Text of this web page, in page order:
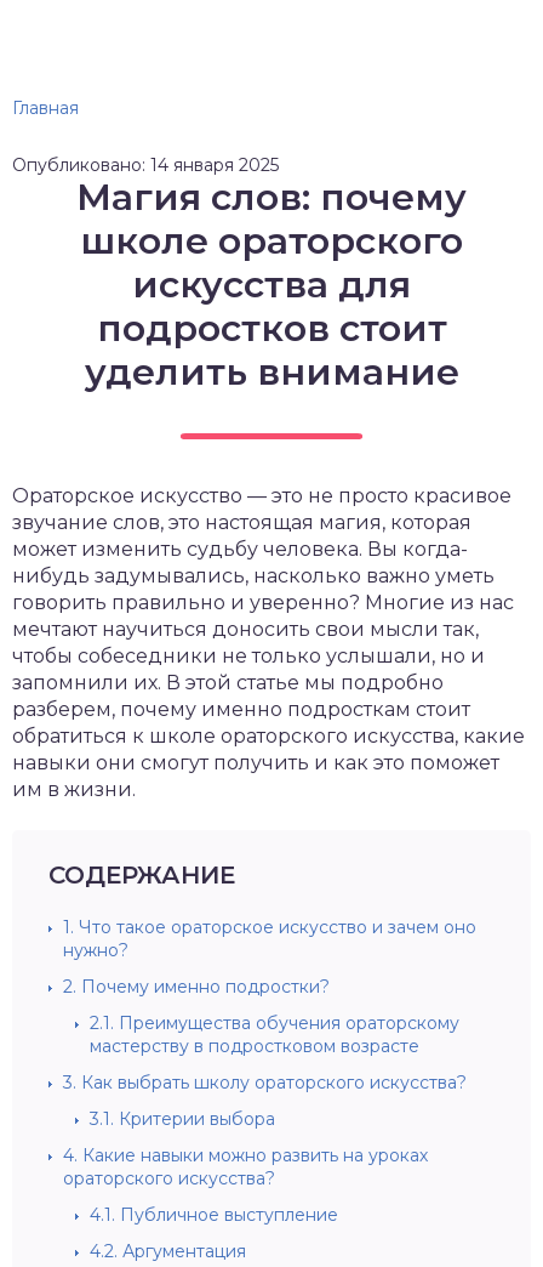
Главная
Опубликовано: 14 января 2025
Магия слов: почему
школе ораторского
искусства для
подростков стоит
уделить внимание
Ораторское искусство — это не просто красивое
звучание слов, это настоящая магия, которая
может изменить судьбу человека. Вы когда-
нибудь задумывались, насколько важно уметь
говорить правильно и уверенно? Многие из нас
мечтают научиться доносить свои мысли так,
чтобы собеседники не только услышали, но и
запомнили их. В этой статье мы подробно
разберем, почему именно подросткам стоит
обратиться к школе ораторского искусства, какие
навыки они смогут получить и как это поможет
им в жизни.
СОДЕРЖАНИЕ
1. Что такое ораторское искусство и зачем оно
нужно?
2. Почему именно подростки?
2.1. Преимущества обучения ораторскому
мастерству в подростковом возрасте
3. Как выбрать школу ораторского искусства?
3.1. Критерии выбора
4. Какие навыки можно развить на уроках
ораторского искусства?
4.1. Публичное выступление
4.2. Аргументация